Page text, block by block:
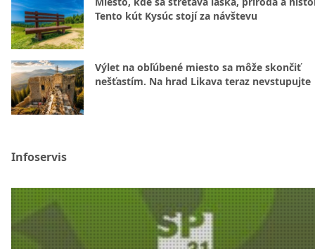
Tento kút Kysúc stojí za návštevu
Výlet na obľúbené miesto sa môže skončiť
nešťastím. Na hrad Likava teraz nevstupujte
Infoservis